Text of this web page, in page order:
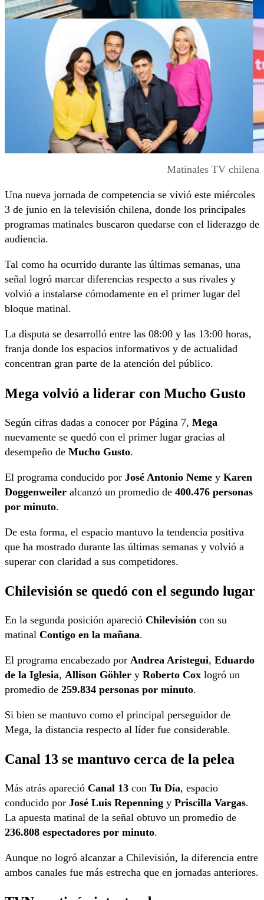
Matinales TV chilena
Una nueva jornada de competencia se vivió este miércoles
3 de junio en la televisión chilena, donde los principales
programas matinales buscaron quedarse con el liderazgo de
audiencia.
Tal como ha ocurrido durante las últimas semanas, una
señal logró marcar diferencias respecto a sus rivales y
volvió a instalarse cómodamente en el primer lugar del
bloque matinal.
La disputa se desarrolló entre las 08:00 y las 13:00 horas,
franja donde los espacios informativos y de actualidad
concentran gran parte de la atención del público.
Mega volvió a liderar con Mucho Gusto
Según cifras dadas a conocer por Página 7, Mega
nuevamente se quedó con el primer lugar gracias al
desempeño de Mucho Gusto.
El programa conducido por José Antonio Neme y Karen
Doggenweiler alcanzó un promedio de 400.476 personas
por minuto.
De esta forma, el espacio mantuvo la tendencia positiva
que ha mostrado durante las últimas semanas y volvió a
superar con claridad a sus competidores.
Chilevisión se quedó con el segundo lugar
En la segunda posición apareció Chilevisión con su
matinal Contigo en la mañana.
El programa encabezado por Andrea Arístegui, Eduardo
de la Iglesia, Allison Göhler y Roberto Cox logró un
promedio de 259.834 personas por minuto.
Si bien se mantuvo como el principal perseguidor de
Mega, la distancia respecto al líder fue considerable.
Canal 13 se mantuvo cerca de la pelea
Más atrás apareció Canal 13 con Tu Día, espacio
conducido por José Luis Repenning y Priscilla Vargas.
La apuesta matinal de la señal obtuvo un promedio de
236.808 espectadores por minuto.
Aunque no logró alcanzar a Chilevisión, la diferencia entre
ambos canales fue más estrecha que en jornadas anteriores.